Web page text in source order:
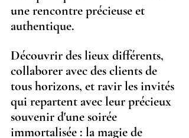
une rencontre précieuse et
authentique.
Découvrir des lieux différents,
collaborer avec des clients de
tous horizons, et ravir les invités
qui repartent avec leur précieux
souvenir d'une soirée
immortalisée : la magie de